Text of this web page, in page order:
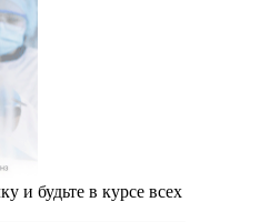
и будьте в курсе всех